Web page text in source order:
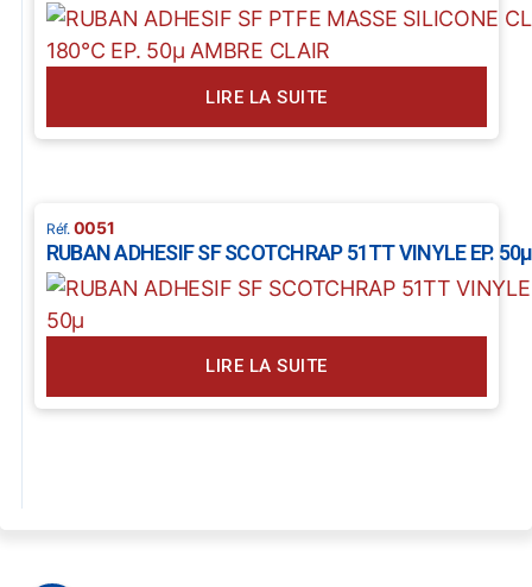
LIRE LA SUITE
RUBAN ADHESIF SF SCOTCHRAP 51TT VINYLE EP. 50µ
0051
LIRE LA SUITE